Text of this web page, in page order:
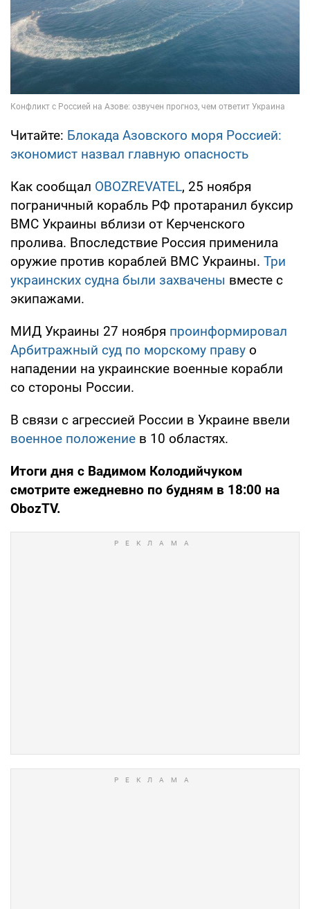
Читайте: Блокада Азовского моря Россией:
экономист назвал главную опасность
Как сообщал OBOZREVATEL, 25 ноября
пограничный корабль РФ протаранил буксир
ВМС Украины вблизи от Керченского
пролива. Впоследствие Россия применила
оружие против кораблей ВМС Украины. Три
украинских судна были захвачены вместе с
экипажами.
МИД Украины 27 ноября проинформировал
Арбитражный суд по морскому праву о
нападении на украинские военные корабли
со стороны России.
В связи с агрессией России в Украине ввели
военное положение в 10 областях.
Итоги дня с Вадимом Колодийчуком
смотрите ежедневно по будням в 18:00 на
ObozTV.